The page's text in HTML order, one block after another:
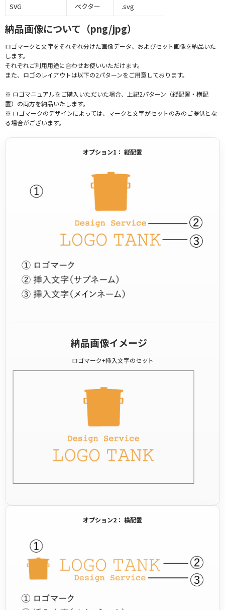
SVG
ベクター .svg
納品画像について（png/jpg）
ロゴマークと文字をそれぞれ分けた画像データ、およびセット画像を納品いた
します。
それぞれご利用用途に合わせお使いいただけます。
また、ロゴのレイアウトは以下の2パターンをご用意しております。
※ ロゴマニュアルをご購入いただいた場合、上記2パターン（縦配置・横配
置）の両方を納品いたします。
※ ロゴマークのデザインによっては、マークと文字がセットのみのご提供とな
る場合がございます。
オプション1： 縦配置
納品画像イメージ
ロゴマーク+挿入文字のセット
オプション2： 横配置